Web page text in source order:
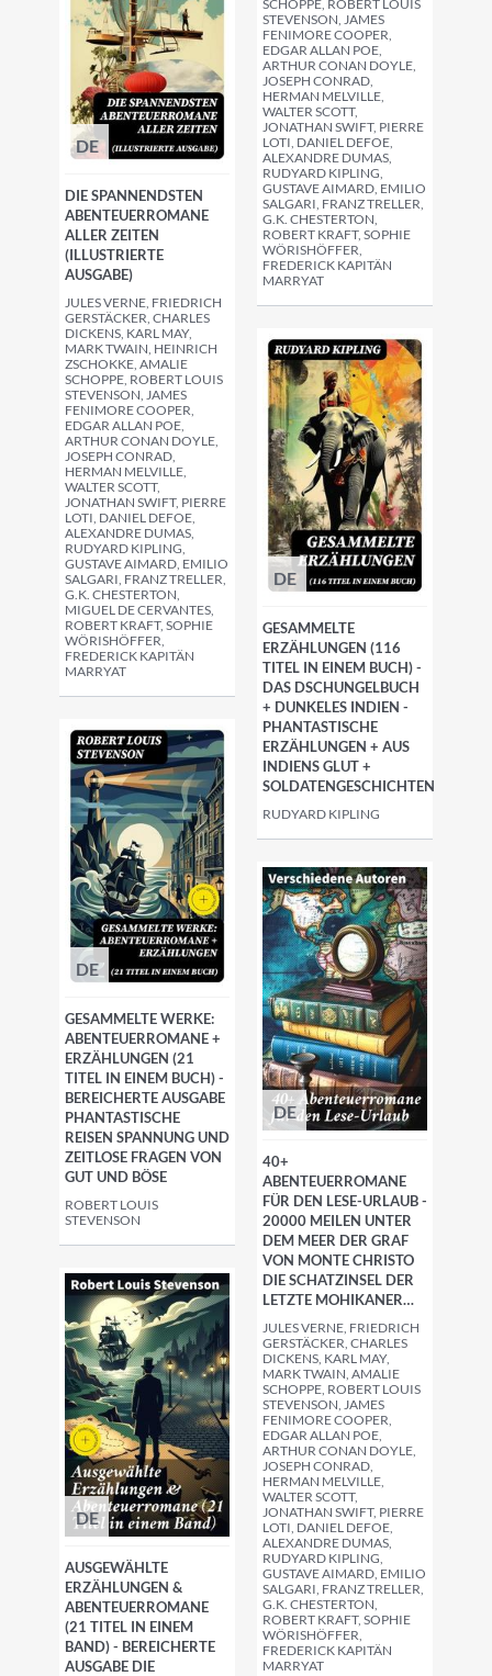
SCHOPPE, ROBERT LOUIS
STEVENSON, JAMES
FENIMORE COOPER,
EDGAR ALLAN POE,
ARTHUR CONAN DOYLE,
JOSEPH CONRAD,
HERMAN MELVILLE,
WALTER SCOTT,
JONATHAN SWIFT, PIERRE
LOTI, DANIEL DEFOE,
ALEXANDRE DUMAS,
RUDYARD KIPLING,
GUSTAVE AIMARD, EMILIO
SALGARI, FRANZ TRELLER,
G.K. CHESTERTON,
ROBERT KRAFT, SOPHIE
WÖRISHÖFFER,
FREDERICK KAPITÄN
MARRYAT
DE
DIE SPANNENDSTEN
ABENTEUERROMANE
ALLER ZEITEN
(ILLUSTRIERTE
AUSGABE)
JULES VERNE, FRIEDRICH
GERSTÄCKER, CHARLES
DICKENS, KARL MAY,
MARK TWAIN, HEINRICH
ZSCHOKKE, AMALIE
SCHOPPE, ROBERT LOUIS
STEVENSON, JAMES
FENIMORE COOPER,
EDGAR ALLAN POE,
ARTHUR CONAN DOYLE,
JOSEPH CONRAD,
HERMAN MELVILLE,
WALTER SCOTT,
JONATHAN SWIFT, PIERRE
LOTI, DANIEL DEFOE,
ALEXANDRE DUMAS,
RUDYARD KIPLING,
GUSTAVE AIMARD, EMILIO
SALGARI, FRANZ TRELLER,
G.K. CHESTERTON,
MIGUEL DE CERVANTES,
ROBERT KRAFT, SOPHIE
WÖRISHÖFFER,
FREDERICK KAPITÄN
MARRYAT
DE
GESAMMELTE
ERZÄHLUNGEN (116
TITEL IN EINEM BUCH) -
DAS DSCHUNGELBUCH
+ DUNKELES INDIEN -
PHANTASTISCHE
ERZÄHLUNGEN + AUS
INDIENS GLUT +
SOLDATENGESCHICHTEN
RUDYARD KIPLING
DE
GESAMMELTE WERKE:
ABENTEUERROMANE +
ERZÄHLUNGEN (21
TITEL IN EINEM BUCH) -
BEREICHERTE AUSGABE
PHANTASTISCHE
REISEN SPANNUNG UND
ZEITLOSE FRAGEN VON
GUT UND BÖSE
ROBERT LOUIS
STEVENSON
DE
40+
ABENTEUERROMANE
FÜR DEN LESE-URLAUB -
20000 MEILEN UNTER
DEM MEER DER GRAF
VON MONTE CHRISTO
DIE SCHATZINSEL DER
LETZTE MOHIKANER…
JULES VERNE, FRIEDRICH
GERSTÄCKER, CHARLES
DICKENS, KARL MAY,
MARK TWAIN, AMALIE
SCHOPPE, ROBERT LOUIS
STEVENSON, JAMES
FENIMORE COOPER,
EDGAR ALLAN POE,
ARTHUR CONAN DOYLE,
JOSEPH CONRAD,
HERMAN MELVILLE,
WALTER SCOTT,
JONATHAN SWIFT, PIERRE
LOTI, DANIEL DEFOE,
ALEXANDRE DUMAS,
RUDYARD KIPLING,
GUSTAVE AIMARD, EMILIO
SALGARI, FRANZ TRELLER,
G.K. CHESTERTON,
ROBERT KRAFT, SOPHIE
WÖRISHÖFFER,
FREDERICK KAPITÄN
MARRYAT
DE
AUSGEWÄHLTE
ERZÄHLUNGEN &
ABENTEUERROMANE
(21 TITEL IN EINEM
BAND) - BEREICHERTE
AUSGABE DIE